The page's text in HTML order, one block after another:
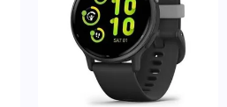
РАБОТЫ В РЕЖИМЕ